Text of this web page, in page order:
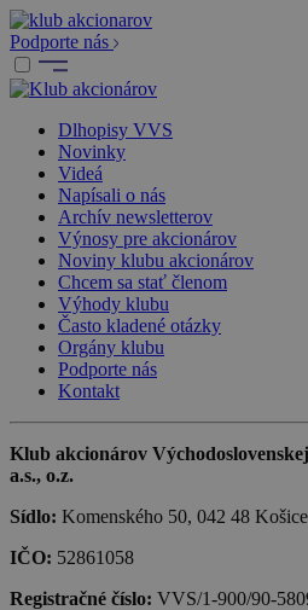
Podporte nás
Dlhopisy VVS
Novinky
Videá
Napísali o nás
Archív newsletterov
Výnosy pre akcionárov
Noviny klubu akcionárov
Chcem sa stať členom
Výhody klubu
Často kladené otázky
Orgány klubu
Podporte nás
Kontakt
Klub akcionárov
a.s., o.z.
Sídlo: Komenského 50, 042 48 Košice
IČO: 52861058
Registračné číslo: VVS/1-900/90-